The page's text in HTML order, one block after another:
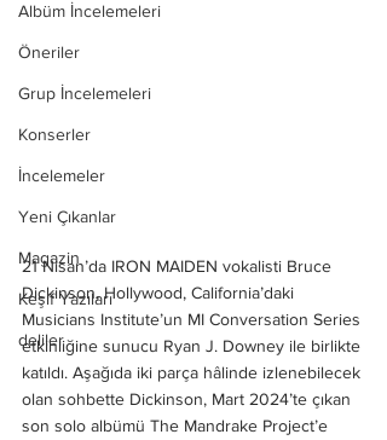
Albüm İncelemeleri
Öneriler
Grup İncelemeleri
Konserler
İncelemeler
Yeni Çıkanlar
Magazin
Keşif Yazıları
deliler
21 Nisan’da IRON MAIDEN vokalisti Bruce
Dickinson, Hollywood, California’daki
Musicians Institute’un MI Conversation Series
etkinliğine sunucu Ryan J. Downey ile birlikte
katıldı. Aşağıda iki parça hâlinde izlenebilecek
olan sohbette Dickinson, Mart 2024’te çıkan
son solo albümü The Mandrake Project’e